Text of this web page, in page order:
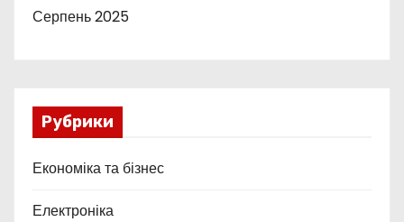
Серпень 2025
Рубрики
Економіка та бізнес
Електроніка